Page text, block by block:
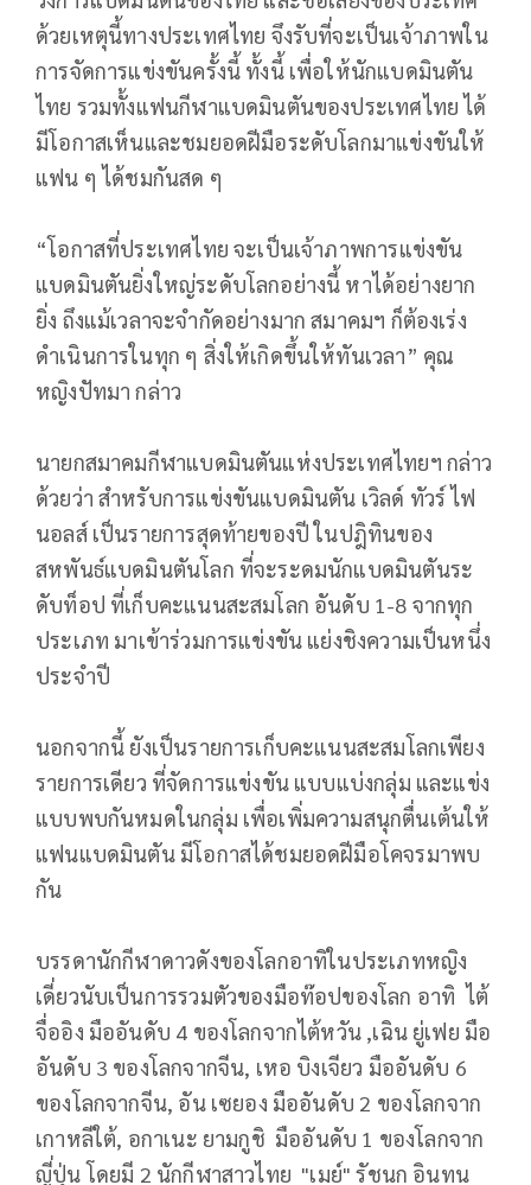
ด้วยเหตุนี้ทางประเทศไทย จึงรับที่จะเป็นเจ้าภาพใน
การจัดการแข่งขันครั้งนี้ ทั้งนี้ เพื่อให้นักแบดมินตัน
ไทย รวมทั้งแฟนกีฬาแบดมินตันของประเทศไทย ได้
มีโอกาสเห็นและชมยอดฝีมือระดับโลกมาแข่งขันให้
แฟน ๆ ได้ชมกันสด ๆ
“โอกาสที่ประเทศไทย จะเป็นเจ้าภาพการแข่งขัน
แบดมินตันยิ่งใหญ่ระดับโลกอย่างนี้ หาได้อย่างยาก
ยิ่ง ถึงแม้เวลาจะจำกัดอย่างมาก สมาคมฯ ก็ต้องเร่ง
ดำเนินการในทุก ๆ สิ่งให้เกิดขึ้นให้ทันเวลา” คุณ
หญิงปัทมา กล่าว
นายกสมาคมกีฬาแบดมินตันแห่งประเทศไทยฯ กล่าว
ด้วยว่า สำหรับการแข่งขันแบดมินตัน เวิลด์ ทัวร์ ไฟ
นอลส์ เป็นรายการสุดท้ายของปี ในปฎิทินของ
สหพันธ์แบดมินตันโลก ที่จะระดมนักแบดมินตันระ
ดับท็อป ที่เก็บคะแนนสะสมโลก อันดับ 1-8 จากทุก
ประเภท มาเข้าร่วมการแข่งขัน แย่งชิงความเป็นหนึ่ง
ประจำปี
นอกจากนี้ ยังเป็นรายการเก็บคะแนนสะสมโลกเพียง
รายการเดียว ที่จัดการแข่งขัน แบบแบ่งกลุ่ม และแข่ง
แบบพบกันหมดในกลุ่ม เพื่อเพิ่มความสนุกตื่นเต้นให้
แฟนแบดมินตัน มีโอกาสได้ชมยอดฝีมือโคจรมาพบ
กัน
บรรดานักกีฬาดาวดังของโลกอาทิในประเภทหญิง
เดี่ยวนับเป็นการรวมตัวของมือท๊อปของโลก อาทิ ไต้
จื่ออิง มืออันดับ 4 ของโลกจากไต้หวัน ,เฉิน ยู่เฟย มือ
อันดับ 3 ของโลกจากจีน, เหอ บิงเจียว มืออันดับ 6
ของโลกจากจีน, อัน เซยอง มืออันดับ 2 ของโลกจาก
เกาหลีใต้, อกาเนะ ยามกูชิ มืออันดับ 1 ของโลกจาก
ญี่ปุ่น โดยมี 2 นักกีฬาสาวไทย "เมย์" รัชนก อินทน